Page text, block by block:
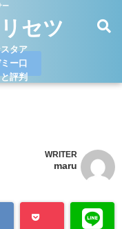
ー
セツ
タア
ー口
評判
WRITER
maru